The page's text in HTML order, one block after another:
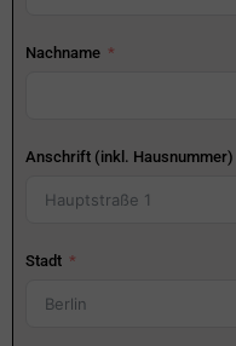
Nachname
Anschrift (inkl. Hausnummer)
Stadt